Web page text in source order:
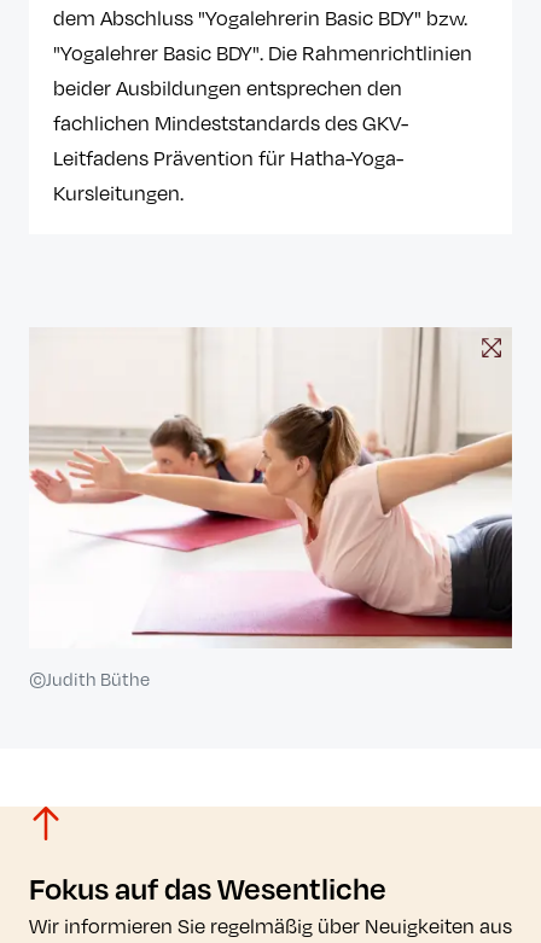
dem Abschluss "Yogalehrerin Basic BDY" bzw.
"Yogalehrer Basic BDY". Die Rahmenrichtlinien
beider Ausbildungen entsprechen den
fachlichen Mindeststandards des GKV-
Leitfadens Prävention für Hatha-Yoga-
Kursleitungen.
©Judith Büthe
Fokus auf das Wesentliche
Wir informieren Sie regelmäßig über Neuigkeiten aus